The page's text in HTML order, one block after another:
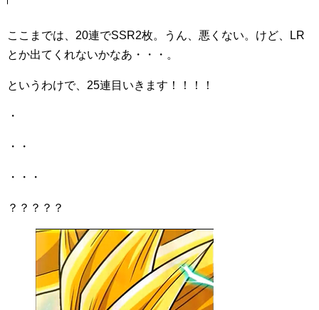
ここまでは、20連でSSR2枚。うん、悪くない。けど、LR
とか出てくれないかなあ・・・。
というわけで、25連目いきます！！！！
・
・・
・・・
？？？？？